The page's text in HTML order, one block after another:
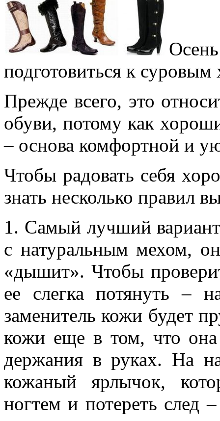
подготовиться к
Прежде всего, это
обуви, потому как
– основа комфортной и
Чтобы радовать себя
знать несколько правил
1. Самый лучший
с натуральным мехом,
«дышит». Чтобы
ее слегка потянуть –
заменитель кожи будет
кожи еще в том, что она
держания в руках. На
кожаный ярлычок,
ногтем и потереть след